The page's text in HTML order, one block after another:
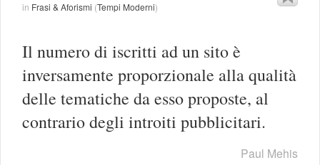
in Frasi & Aforismi (Tempi Moderni)
Il numero di iscritti ad un sito è
inversamente proporzionale alla qualità
delle tematiche da esso proposte, al
contrario degli introiti pubblicitari.
Paul Mehis